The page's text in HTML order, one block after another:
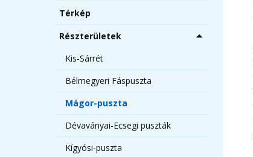
Térkép
Részterületek
Kis-Sárrét
Bélmegyeri Fáspuszta
Mágor-puszta
Dévaványai-Ecsegi puszták
Kígyósi-puszta